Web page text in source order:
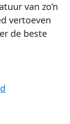
van zo’n
vertoeven
de beste